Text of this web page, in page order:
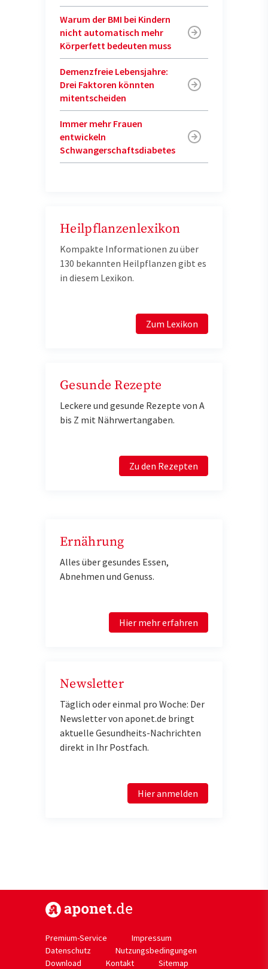
Warum der BMI bei Kindern
nicht automatisch mehr
Körperfett bedeuten muss
Demenzfreie Lebensjahre:
Drei Faktoren könnten
mitentscheiden
Immer mehr Frauen
entwickeln
Schwangerschaftsdiabetes
Heilpflanzenlexikon
Kompakte Informationen zu über
130 bekannten Heilpflanzen gibt es
in diesem Lexikon.
Zum Lexikon
Gesunde Rezepte
Leckere und gesunde Rezepte von A
bis Z mit Nährwertangaben.
Zu den Rezepten
Ernährung
Alles über gesundes Essen,
Abnehmen und Genuss.
Hier mehr erfahren
Newsletter
Täglich oder einmal pro Woche: Der
Newsletter von aponet.de bringt
aktuelle Gesundheits-Nachrichten
direkt in Ihr Postfach.
Hier anmelden
Premium-Service
Impressum
Datenschutz
Nutzungsbedingungen
Download
Kontakt Sitemap